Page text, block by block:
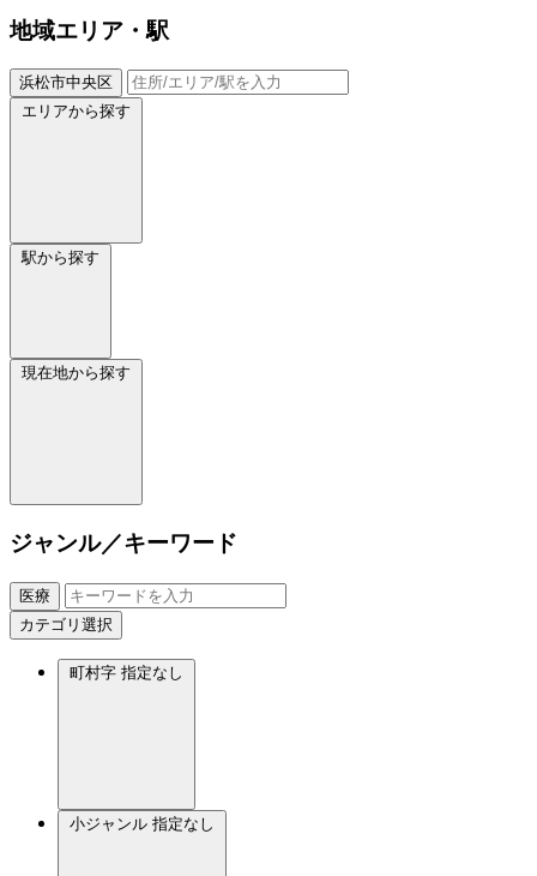
地域エリア・駅
浜松市中央区
エリアから探す
駅から探す
現在地から探す
ジャンル／キーワード
医療
カテゴリ選択
町村字 指定なし
小ジャンル 指定なし